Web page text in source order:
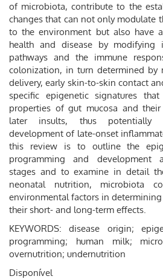
of microbiota, contribute to the
changes that can not only modulate
to the environment but also have
health and disease by modifying
pathways and the immune
colonization, in turn determined by
delivery, early skin-to-skin contact
specific epigenetic signatures
properties of gut mucosa and
later insults, thus potentially
development of late-onset
this review is to outline the
programming and development
stages and to examine in detail
neonatal nutrition, microbiota
environmental factors in
their short- and long-term effects.
KEYWORDS: disease origin;
programming; human milk;
overnutrition; undernutrition